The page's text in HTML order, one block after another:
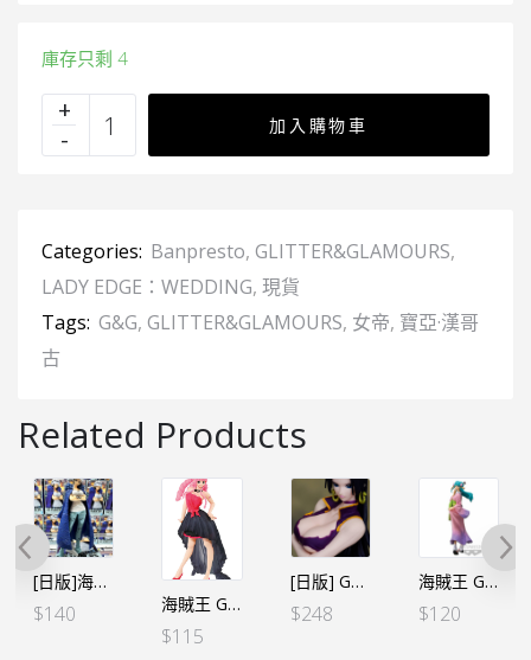
庫存只剩 4
加入購物車
Categories: Banpresto, GLITTER&GLAMOURS,
LADY EDGE：WEDDING, 現貨
Tags: G&G, GLITTER&GLAMOURS, 女帝, 寶亞·漢哥
古
Related Products
[日版]海賊王 GLITTER&GLAMOURS G&G-羅 轉性ver.
$140 海賊王 GLITTER&GLAMOURS G&G-LADY EDGE：WEDDING－PERHONA 培羅娜－Ⓑ 黑紅色
$115
[日版] GLITTER&GLAMOURS G&G －BOA.HANCOCK 女帝 CRASH STYLE－Ⓐ
$248
海賊王 GLITTER&GLAMOURS G&G 光月日和（粉紅）（行）
$120